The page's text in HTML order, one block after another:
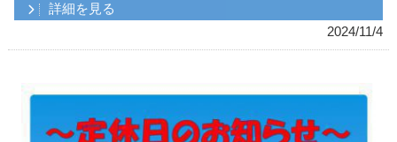
詳細を見る
2024/11/4